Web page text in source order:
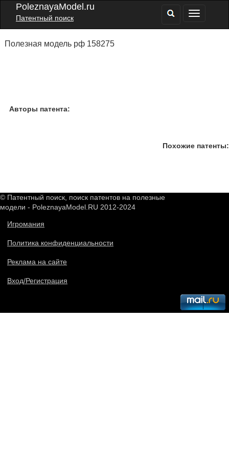
PoleznayaModel.ru
Патентный поиск
Полезная модель рф 158275
Авторы патента:
Похожие патенты:
© Патентный поиск, поиск патентов на полезные
модели - PoleznayaModel.RU 2012-2024
Игромания
Политика конфиденциальности
Реклама на сайте
Вход/Регистрация